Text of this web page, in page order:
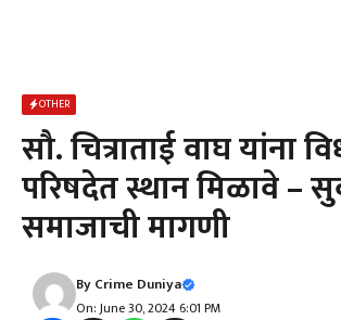
OTHER
सौ. चित्राताई वाघ यांना
परिषदेत स्थान मिळावे –
समाजाची मागणी
ByCrime Duniya
On: June 30, 2024 6:01 PM